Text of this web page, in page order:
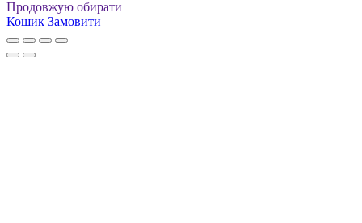
Продовжую обирати
Кошик Замовити